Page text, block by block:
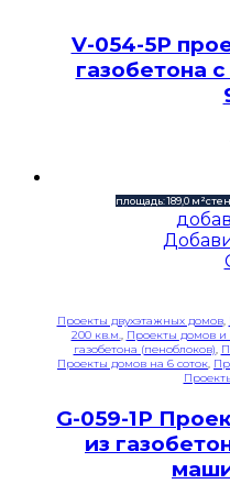
V-054-5P
газобетона
площадь: 189,0 м²
Проекты двухэтажных домов,
200 кв.м., Проекты домов и
газобетона (пеноблоков),
Проекты домов на 6 соток,
G-059-1P
из